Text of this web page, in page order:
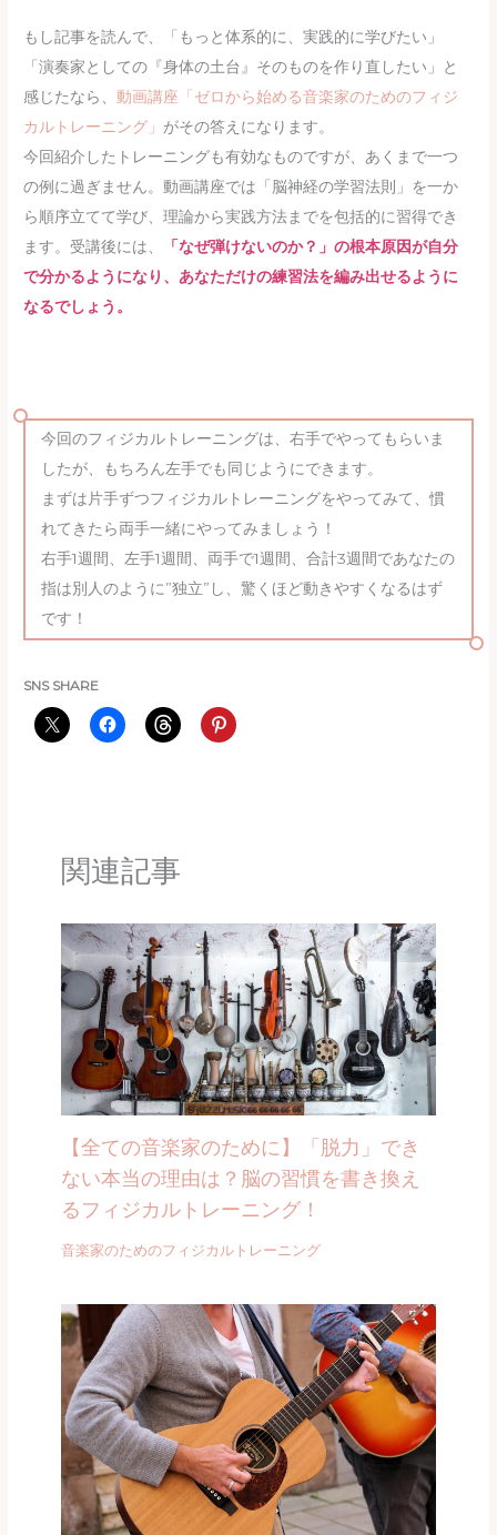
もし記事を読んで、「もっと体系的に、実践的に学びたい」
「演奏家としての『身体の土台』そのものを作り直したい」と
感じたなら、動画講座「ゼロから始める音楽家のためのフィジ
カルトレーニング」 がその答えになります。
今回紹介したトレーニングも有効なものですが、あくまで一つ
の例に過ぎません。動画講座では「脳神経の学習法則」を一か
ら順序立てて学び、理論から実践方法までを包括的に習得でき
ます。受講後には、
「なぜ弾けないのか？」の根本原因が自分
で分かるようになり、あなただけの練習法を編み出せるように
なるでしょう。
今回のフィジカルトレーニングは、右手でやってもらいま
したが、もちろん左手でも同じようにできます。
まずは片手ずつフィジカルトレーニングをやってみて、慣
れてきたら両手一緒にやってみましょう！
右手1週間、左手1週間、両手で1週間、合計3週間であなたの
指は別人のように”独立”し、驚くほど動きやすくなるはず
です！
SNS SHARE
関連記事
【全ての音楽家のために】「脱力」でき
ない本当の理由は？脳の習慣を書き換え
るフィジカルトレーニング！
音楽家のためのフィジカルトレーニング